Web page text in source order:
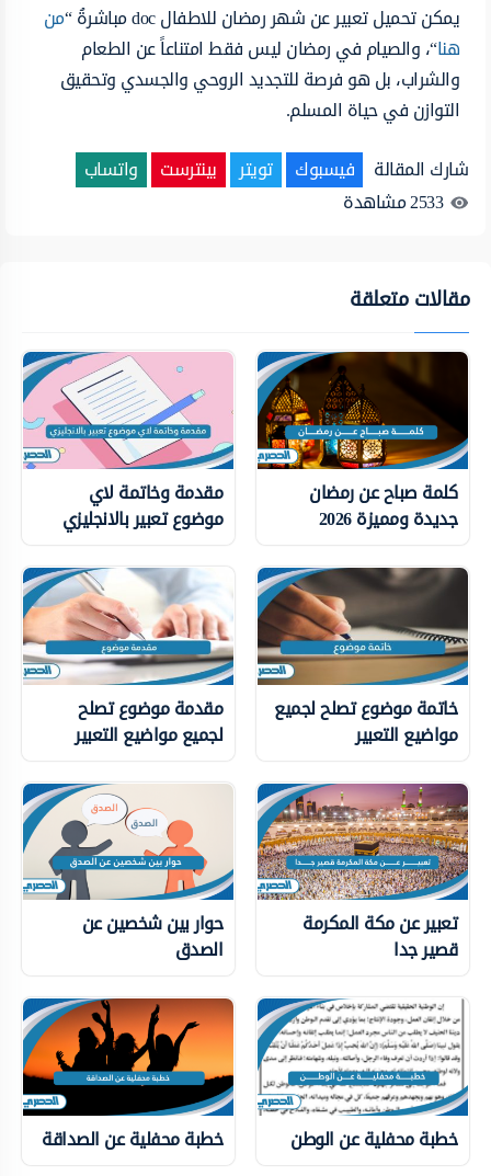
يمكن تحميل تعبير عن شهر رمضان للاطفال doc مباشرةُ “
من
هنا“، والصيام في رمضان ليس فقط امتناعاً عن الطعام
والشراب، بل هو فرصة للتجديد الروحي والجسدي وتحقيق
التوازن في حياة المسلم.
شارك المقالة
فيسبوك تويتر بينترست
واتساب
2533مشاهدة
مقالات متعلقة
كلمة صباح عن رمضان
جديدة ومميزة 2026
مقدمة وخاتمة لاي
موضوع تعبير بالانجليزي
خاتمة موضوع تصلح لجميع
مواضيع التعبير
مقدمة موضوع تصلح
لجميع مواضيع التعبير
تعبير عن مكة المكرمة
قصير جدا
حوار بين شخصين عن
الصدق
خطبة محفلية عن الوطن خطبة محفلية عن الصداقة